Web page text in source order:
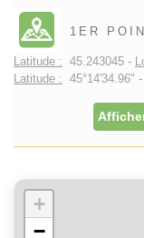
1ER
Latitude : 45.243045 -
Latitude : 45°14'34.96" -
+
−